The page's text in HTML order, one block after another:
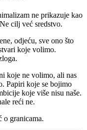
ne prikazuje kao
cilj već sredstvo.
odjeću, sve ono što
koje volimo.
koje ne volimo, ali nas
Papiri koje se bojimo
koje više nisu naše.
reći ne.
o granicama.